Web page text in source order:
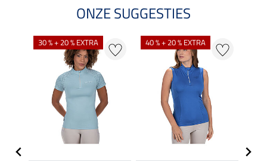
ONZE SUGGESTIES
30 % + 20 % EXTRA 40 % + 20 % EXTRA